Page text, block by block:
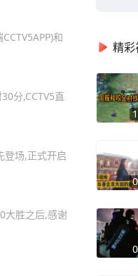
和
分,CCTV5直
登场,正式开启
大胜之后,感谢
精